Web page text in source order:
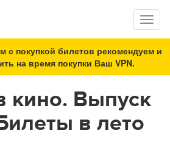
с покупкой билетов рекомендуем и
на время покупки Ваш VPN.
кино. Выпуск
в лето